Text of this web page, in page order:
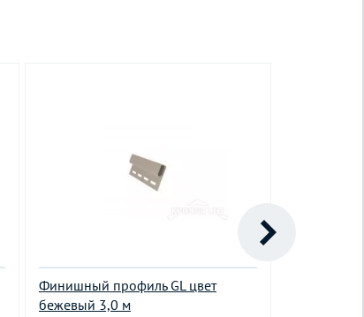
Финишный профиль GL цвет
бежевый 3,0 м